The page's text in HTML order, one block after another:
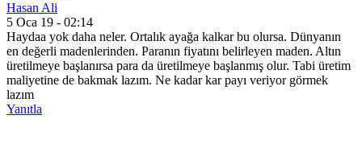
Hasan Ali
5 Oca 19 - 02:14
Haydaa yok daha neler. Ortalık ayağa kalkar bu olursa. Dünyanın
en değerli madenlerinden. Paranın fiyatını belirleyen maden. Altın
üretilmeye başlanırsa para da üretilmeye başlanmış olur. Tabi üretim
maliyetine de bakmak lazım. Ne kadar kar payı veriyor görmek
lazım
Yanıtla